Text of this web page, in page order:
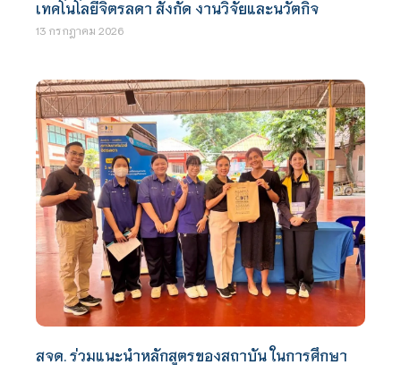
เทคโนโลยีจิตรลดา สังกัด งานวิจัยและนวัตกิจ
13 กรกฎาคม 2026
สจด. ร่วมแนะนำหลักสูตรของสถาบัน ในการศึกษา